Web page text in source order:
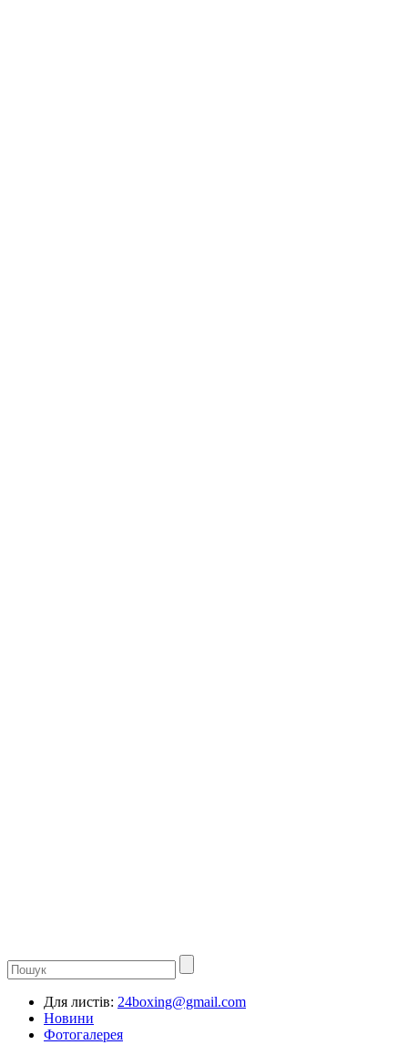
Для листів: 24boxing@gmail.com
Новини
Фотогалерея